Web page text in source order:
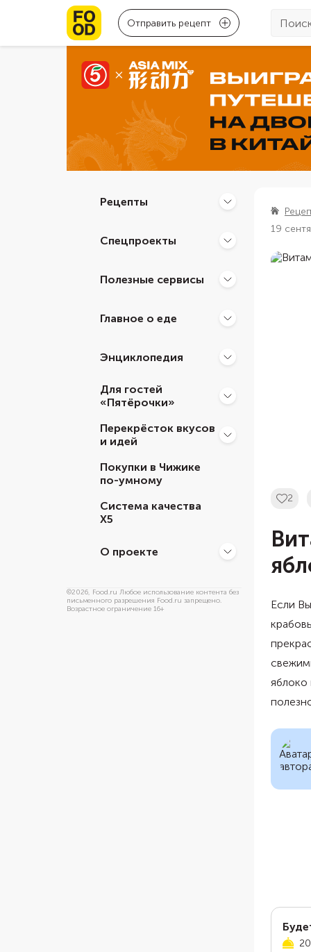
Отправить рецепт
Рецепты
Спецпроекты
Полезные сервисы
Главное о еде
Энциклопедия
Для гостей
«Пятёрочки»
Перекрёсток вкусов
и идей
Покупки в Чижике
по-умному
Система качества
Х5
О проекте
©2026, Food.ru Любое использование контента без
письменного разрешения Food.ru запрещено.
Возрастное ограничение 16+
19
2
Если
яблоко